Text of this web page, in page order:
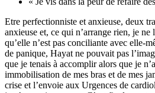
Etre perfectionniste et anxieuse, deux
anxieuse et, ce qui n’arrange rien, je ne
qu’elle n’est pas conciliante avec elle-
de panique, Hayat ne pouvait pas
que je tenais à accomplir alors que je
immobilisation de mes bras et de mes
crise et l’envoie aux Urgences de